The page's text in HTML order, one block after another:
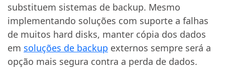
substituem sistemas de backup. Mesmo
implementando soluções com suporte a falhas
de muitos hard disks, manter cópia dos dados
em soluções de backup externos sempre será a
opção mais segura contra a perda de dados.